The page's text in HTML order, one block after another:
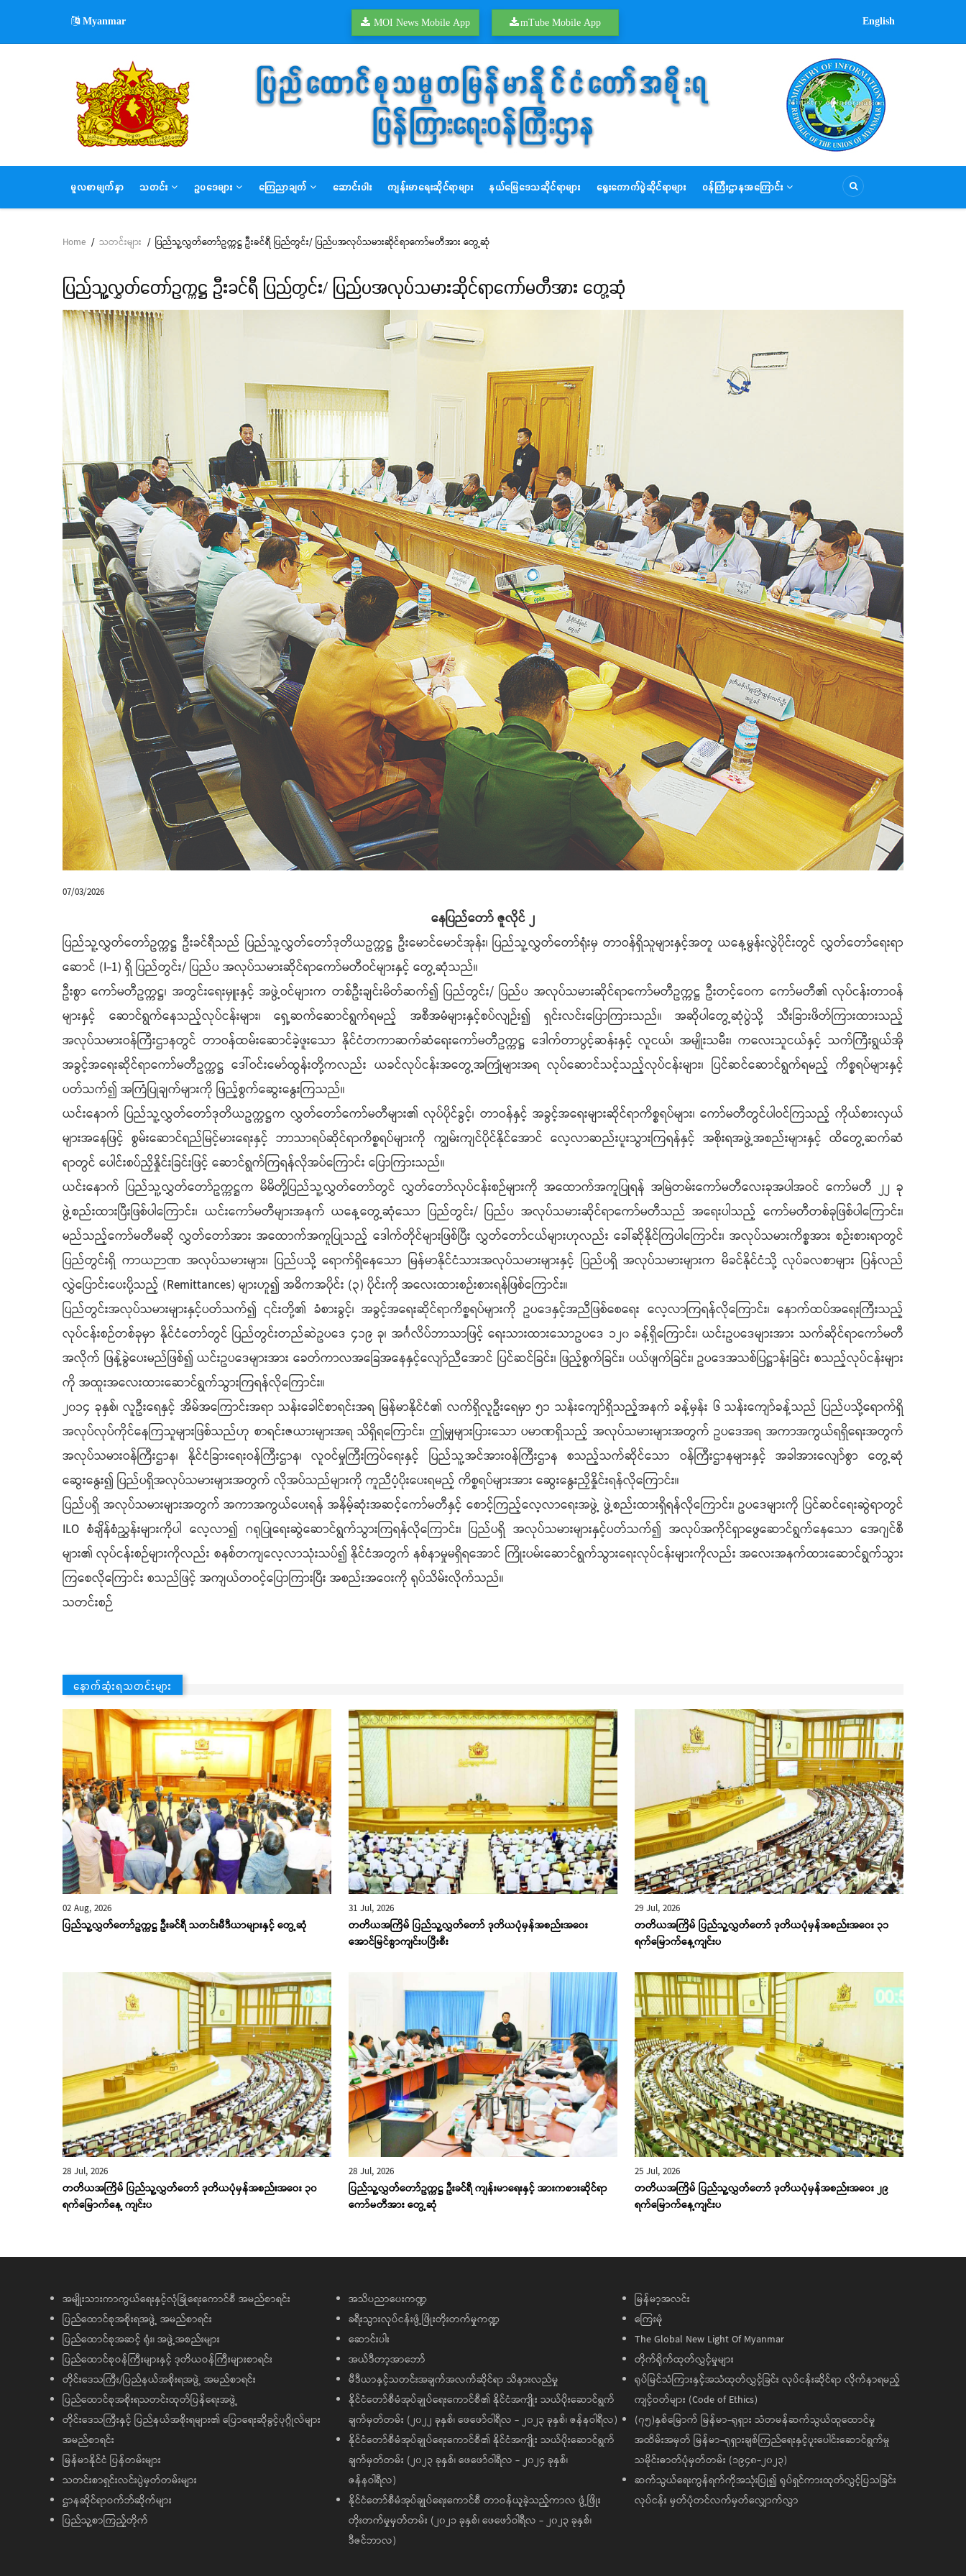
main
Myanmar MOI News Mobile App mTube Mobile App English
MAIN
NAVIGATION
မူလစာမျက်နှာ သတင်း ဥပဒေများ ကြေညာချက် ဆောင်းပါး ကျန်းမာရေးဆိုင်ရာများ နယ်မြေဒေသဆိုင်ရာများ ရွေးကောက်ပွဲဆိုင်ရာများ ဝန်ကြီးဌာနအကြောင်း
Breadcrumb
Home / သတင်းများ / ပြည်သူ့လွှတ်တော်ဥက္ကဋ္ဌ ဦးခင်ရီ ပြည်တွင်း/ ပြည်ပအလုပ်သမားဆိုင်ရာကော်မတီအား တွေ့ဆုံ
ပြည်သူ့လွှတ်တော်ဥက္ကဋ္ဌ ဦးခင်ရီ ပြည်တွင်း/ ပြည်ပအလုပ်သမားဆိုင်ရာကော်မတီအား တွေ့ဆုံ
07/03/2026
နေပြည်တော် ဇူလိုင် ၂
ပြည်သူ့လွှတ်တော်ဥက္ကဋ္ဌ ဦးခင်ရီသည် ပြည်သူ့လွှတ်တော်ဒုတိယဥက္ကဋ္ဌ ဦးမောင်မောင်အုန်း၊ ပြည်သူ့လွှတ်တော်ရုံးမှ တာဝန်ရှိသူများနှင့်အတူ ယနေ့မွန်းလွဲပိုင်းတွင် လွှတ်တော်ရေးရာ
ဆောင် (I-1) ရှိ ပြည်တွင်း/ ပြည်ပ အလုပ်သမားဆိုင်ရာကော်မတီဝင်များနှင့် တွေ့ဆုံသည်။
ဦးစွာ ကော်မတီဥက္ကဋ္ဌ၊ အတွင်းရေးမှူးနှင့် အဖွဲ့ဝင်များက တစ်ဦးချင်းမိတ်ဆက်၍ ပြည်တွင်း/ ပြည်ပ အလုပ်သမားဆိုင်ရာကော်မတီဥက္ကဋ္ဌ ဦးတင့်ဝေက ကော်မတီ၏ လုပ်ငန်းတာဝန်
များနှင့် ဆောင်ရွက်နေသည့်လုပ်ငန်းများ၊ ရှေ့ဆက်ဆောင်ရွက်ရမည့် အစီအမံများနှင့်စပ်လျဉ်း၍ ရှင်းလင်းပြောကြားသည်။ အဆိုပါတွေ့ဆုံပွဲသို့ သီးခြားဖိတ်ကြားထားသည့်
အလုပ်သမားဝန်ကြီးဌာနတွင် တာဝန်ထမ်းဆောင်ခဲ့ဖူးသော နိုင်ငံတကာဆက်ဆံရေးကော်မတီဥက္ကဋ္ဌ ဒေါက်တာပွင့်ဆန်းနှင့် လူငယ်၊ အမျိုးသမီး၊ ကလေးသူငယ်နှင့် သက်ကြီးရွယ်အို
အခွင့်အရေးဆိုင်ရာကော်မတီဥက္ကဋ္ဌ ဒေါ်ဝင်းမော်ထွန်းတို့ကလည်း ယခင်လုပ်ငန်းအတွေ့အကြုံများအရ လုပ်ဆောင်သင့်သည့်လုပ်ငန်းများ၊ ပြင်ဆင်ဆောင်ရွက်ရမည့် ကိစ္စရပ်များနှင့်
ပတ်သက်၍ အကြံပြုချက်များကို ဖြည့်စွက်ဆွေးနွေးကြသည်။
ယင်းနောက် ပြည်သူ့လွှတ်တော်ဒုတိယဥက္ကဋ္ဌက လွှတ်တော်ကော်မတီများ၏ လုပ်ပိုင်ခွင့်၊ တာဝန်နှင့် အခွင့်အရေးများဆိုင်ရာကိစ္စရပ်များ၊ ကော်မတီတွင်ပါဝင်ကြသည့် ကိုယ်စားလှယ်
များအနေဖြင့် စွမ်းဆောင်ရည်မြင့်မားရေးနှင့် ဘာသာရပ်ဆိုင်ရာကိစ္စရပ်များကို ကျွမ်းကျင်ပိုင်နိုင်အောင် လေ့လာဆည်းပူးသွားကြရန်နှင့် အစိုးရအဖွဲ့အစည်းများနှင့် ထိတွေ့ဆက်ဆံ
ရာတွင် ပေါင်းစပ်ညှိနှိုင်းခြင်းဖြင့် ဆောင်ရွက်ကြရန်လိုအပ်ကြောင်း ပြောကြားသည်။
ယင်းနောက် ပြည်သူ့လွှတ်တော်ဥက္ကဋ္ဌက မိမိတို့ပြည်သူ့လွှတ်တော်တွင် လွှတ်တော်လုပ်ငန်းစဉ်များကို အထောက်အကူပြုရန် အမြဲတမ်းကော်မတီလေးခုအပါအဝင် ကော်မတီ ၂၂ ခု
ဖွဲ့စည်းထားပြီးဖြစ်ပါကြောင်း၊ ယင်းကော်မတီများအနက် ယနေ့တွေ့ဆုံသော ပြည်တွင်း/ ပြည်ပ အလုပ်သမားဆိုင်ရာကော်မတီသည် အရေးပါသည့် ကော်မတီတစ်ခုဖြစ်ပါကြောင်း၊
မည်သည့်ကော်မတီမဆို လွှတ်တော်အား အထောက်အကူပြုသည့် ဒေါက်တိုင်များဖြစ်ပြီး လွှတ်တော်ငယ်များဟုလည်း ခေါ်ဆိုနိုင်ကြပါကြောင်း၊ အလုပ်သမားကိစ္စအား စဉ်းစားရာတွင်
ပြည်တွင်းရှိ ကာယဉာဏ အလုပ်သမားများ၊ ပြည်ပသို့ ရောက်ရှိနေသော မြန်မာနိုင်ငံသားအလုပ်သမားများနှင့် ပြည်ပရှိ အလုပ်သမားများက မိခင်နိုင်ငံသို့ လုပ်ခလစာများ ပြန်လည်
လွှဲပြောင်းပေးပို့သည့် (Remittances) များဟူ၍ အဓိကအပိုင်း (၃) ပိုင်းကို အလေးထားစဉ်းစားရန်ဖြစ်ကြောင်း။
ပြည်တွင်းအလုပ်သမားများနှင့်ပတ်သက်၍ ၎င်းတို့၏ ခံစားခွင့်၊ အခွင့်အရေးဆိုင်ရာကိစ္စရပ်များကို ဥပဒေနှင့်အညီဖြစ်စေရေး လေ့လာကြရန်လိုကြောင်း၊ နောက်ထပ်အရေးကြီးသည့်
လုပ်ငန်းစဉ်တစ်ခုမှာ နိုင်ငံတော်တွင် ပြည်တွင်းတည်ဆဲဥပဒေ ၄၁၉ ခု၊ အင်္ဂလိပ်ဘာသာဖြင့် ရေးသားထားသောဥပဒေ ၁၂၀ ခန့်ရှိကြောင်း၊ ယင်းဥပဒေများအား သက်ဆိုင်ရာကော်မတီ
အလိုက် ဖြန့်ခွဲပေးမည်ဖြစ်၍ ယင်းဥပဒေများအား ခေတ်ကာလအခြေအနေနှင့်လျော်ညီအောင် ပြင်ဆင်ခြင်း၊ ဖြည့်စွက်ခြင်း၊ ပယ်ဖျက်ခြင်း၊ ဥပဒေအသစ်ပြဋ္ဌာန်းခြင်း စသည့်လုပ်ငန်းများ
ကို အထူးအလေးထားဆောင်ရွက်သွားကြရန်လိုကြောင်း။
၂၀၁၄ ခုနှစ်၊ လူဦးရေနှင့် အိမ်အကြောင်းအရာ သန်းခေါင်စာရင်းအရ မြန်မာနိုင်ငံ၏ လက်ရှိလူဦးရေမှာ ၅၁ သန်းကျော်ရှိသည့်အနက် ခန့်မှန်း ၆ သန်းကျော်ခန့်သည် ပြည်ပသို့ရောက်ရှိ
အလုပ်လုပ်ကိုင်နေကြသူများဖြစ်သည်ဟု စာရင်းဇယားများအရ သိရှိရကြောင်း၊ ဤမျှများပြားသော ပမာဏရှိသည့် အလုပ်သမားများအတွက် ဥပဒေအရ အကာအကွယ်ရရှိရေးအတွက်
အလုပ်သမားဝန်ကြီးဌာန၊ နိုင်ငံခြားရေးဝန်ကြီးဌာန၊ လူဝင်မှုကြီးကြပ်ရေးနှင့် ပြည်သူ့အင်အားဝန်ကြီးဌာန စသည့်သက်ဆိုင်သော ဝန်ကြီးဌာနများနှင့် အခါအားလျော်စွာ တွေ့ဆုံ
ဆွေးနွေး၍ ပြည်ပရှိအလုပ်သမားများအတွက် လိုအပ်သည်များကို ကူညီပံ့ပိုးပေးရမည့် ကိစ္စရပ်များအား ဆွေးနွေးညှိနှိုင်းရန်လိုကြောင်း။
ပြည်ပရှိ အလုပ်သမားများအတွက် အကာအကွယ်ပေးရန် အနိမ့်ဆုံးအဆင့်ကော်မတီနှင့် စောင့်ကြည့်လေ့လာရေးအဖွဲ့ ဖွဲ့စည်းထားရှိရန်လိုကြောင်း၊ ဥပဒေများကို ပြင်ဆင်ရေးဆွဲရာတွင်
ILO စံချိန်စံညွှန်းများကိုပါ လေ့လာ၍ ဂရုပြုရေးဆွဲဆောင်ရွက်သွားကြရန်လိုကြောင်း၊ ပြည်ပရှိ အလုပ်သမားများနှင့်ပတ်သက်၍ အလုပ်အကိုင်ရှာဖွေဆောင်ရွက်နေသော အေဂျင်စီ
များ၏ လုပ်ငန်းစဉ်များကိုလည်း စနစ်တကျလေ့လာသုံးသပ်၍ နိုင်ငံအတွက် နစ်နာမှုမရှိရအောင် ကြိုးပမ်းဆောင်ရွက်သွားရေးလုပ်ငန်းများကိုလည်း အလေးအနက်ထားဆောင်ရွက်သွား
ကြစေလိုကြောင်း စသည်ဖြင့် အကျယ်တဝင့်ပြောကြားပြီး အစည်းအဝေးကို ရုပ်သိမ်းလိုက်သည်။
သတင်းစဉ်
နောက်ဆုံးရသတင်းများ
02 Aug, 2026
ပြည်သူ့လွှတ်တော်ဥက္ကဋ္ဌ ဦးခင်ရီ သတင်းမီဒီယာများနှင့် တွေ့ဆုံ
31 Jul, 2026
တတိယအကြိမ် ပြည်သူ့လွှတ်တော် ဒုတိယပုံမှန်အစည်းအဝေး
အောင်မြင်စွာကျင်းပပြီးစီး
29 Jul, 2026
တတိယအကြိမ် ပြည်သူ့လွှတ်တော် ဒုတိယပုံမှန်အစည်းအဝေး ၃၁
ရက်မြောက်နေ့ကျင်းပ
28 Jul, 2026
တတိယအကြိမ် ပြည်သူ့လွှတ်တော် ဒုတိယပုံမှန်အစည်းအဝေး ၃၀
ရက်မြောက်နေ့ ကျင်းပ
28 Jul, 2026
ပြည်သူ့လွှတ်တော်ဥက္ကဋ္ဌ ဦးခင်ရီ ကျန်းမာရေးနှင့် အားကစားဆိုင်ရာ
ကော်မတီအား တွေ့ဆုံ
25 Jul, 2026
တတိယအကြိမ် ပြည်သူ့လွှတ်တော် ဒုတိယပုံမှန်အစည်းအဝေး ၂၉
ရက်မြောက်နေ့ကျင်းပ
အမျိုးသားကာကွယ်ရေးနှင့်လုံခြုံရေးကောင်စီ အမည်စာရင်း
ပြည်ထောင်စုအစိုးရအဖွဲ့ အမည်စာရင်း
ပြည်ထောင်စုအဆင့် ရုံး၊ အဖွဲ့အစည်းများ
ပြည်ထောင်စုဝန်ကြီးများနှင့် ဒုတိယဝန်ကြီးများစာရင်း
တိုင်းဒေသကြီး/ပြည်နယ်အစိုးရအဖွဲ့ အမည်စာရင်း
ပြည်ထောင်စုအစိုးရသတင်းထုတ်ပြန်ရေးအဖွဲ့
တိုင်းဒေသကြီးနှင့် ပြည်နယ်အစိုးရများ၏ ပြောရေးဆိုခွင့်ပုဂ္ဂိုလ်များ
အမည်စာရင်း
မြန်မာနိုင်ငံ ပြန်တမ်းများ
သတင်းစာရှင်းလင်းပွဲမှတ်တမ်းများ
ဌာနဆိုင်ရာဝက်ဘ်ဆိုက်များ
ပြည်သူ့စာကြည့်တိုက်
အသိပညာပေးကဏ္ဍ
ခရီးသွားလုပ်ငန်းဖွံ့ဖြိုးတိုးတက်မှုကဏ္ဍ
ဆောင်းပါး
အယ်ဒီတာ့အာဘော်
မီဒီယာနှင့်သတင်းအချက်အလက်ဆိုင်ရာ သိနားလည်မှု
နိုင်ငံတော်စီမံအုပ်ချုပ်ရေးကောင်စီ၏ နိုင်ငံအကျိုး သယ်ပိုးဆောင်ရွက်
ချက်မှတ်တမ်း (၂၀၂၂ ခုနှစ်၊ ဖေဖော်ဝါရီလ - ၂၀၂၃ ခုနှစ်၊ ဇန်နဝါရီလ)
နိုင်ငံတော်စီမံအုပ်ချုပ်ရေးကောင်စီ၏ နိုင်ငံအကျိုး သယ်ပိုးဆောင်ရွက်
ချက်မှတ်တမ်း (၂၀၂၃ ခုနှစ်၊ ဖေဖော်ဝါရီလ - ၂၀၂၄ ခုနှစ်၊
ဇန်နဝါရီလ)
နိုင်ငံတော်စီမံအုပ်ချုပ်ရေးကောင်စီ တာဝန်ယူခဲ့သည့်ကာလ ဖွံ့ဖြိုး
တိုးတက်မှုမှတ်တမ်း (၂၀၂၁ ခုနှစ်၊ ဖေဖော်ဝါရီလ - ၂၀၂၃ ခုနှစ်၊
ဒီဇင်ဘာလ)
မြန်မာ့အလင်း
ကြေးမုံ
The Global New Light Of Myanmar
တိုက်ရိုက်ထုတ်လွှင့်မှုများ
ရုပ်မြင်သံကြားနှင့်အသံထုတ်လွှင့်ခြင်း လုပ်ငန်းဆိုင်ရာ လိုက်နာရမည့်
ကျင့်ဝတ်များ (Code of Ethics)
(၇၅)နှစ်မြောက် မြန်မာ-ရုရှား သံတမန်ဆက်သွယ်ထူထောင်မှု
အထိမ်းအမှတ် မြန်မာ-ရုရှားချစ်ကြည်ရေးနှင့်ပူးပေါင်းဆောင်ရွက်မှု
သမိုင်းဓာတ်ပုံမှတ်တမ်း (၁၉၄၈-၂၀၂၃)
ဆက်သွယ်ရေးကွန်ရက်ကိုအသုံးပြု၍ ရုပ်ရှင်ကားထုတ်လွှင့်ပြသခြင်း
လုပ်ငန်း မှတ်ပုံတင်လက်မှတ်လျှောက်လွှာ